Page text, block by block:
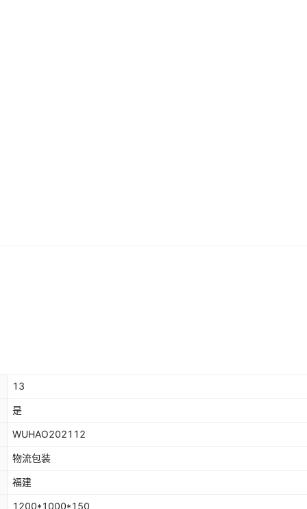
13
是
WUHAO202112
物流包装
福建
1200*1000*150